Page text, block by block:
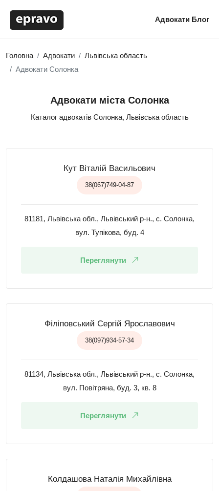
Адвокати Блог
Головна Адвокати
Львівська область
Адвокати Солонка
Адвокати міста Солонка
Каталог адвокатів Солонка, Львівська область
Кут Віталій Васильович
38(067)749-04-87
81181, Львівська обл., Львівський р-н., с. Солонка,
вул. Тупікова, буд. 4
Переглянути
Філіповський Сергій Ярославович
38(097)934-57-34
81134, Львівська обл., Львівський р-н., с. Солонка,
вул. Повітряна, буд. 3, кв. 8
Переглянути
Колдашова Наталія Михайлівна